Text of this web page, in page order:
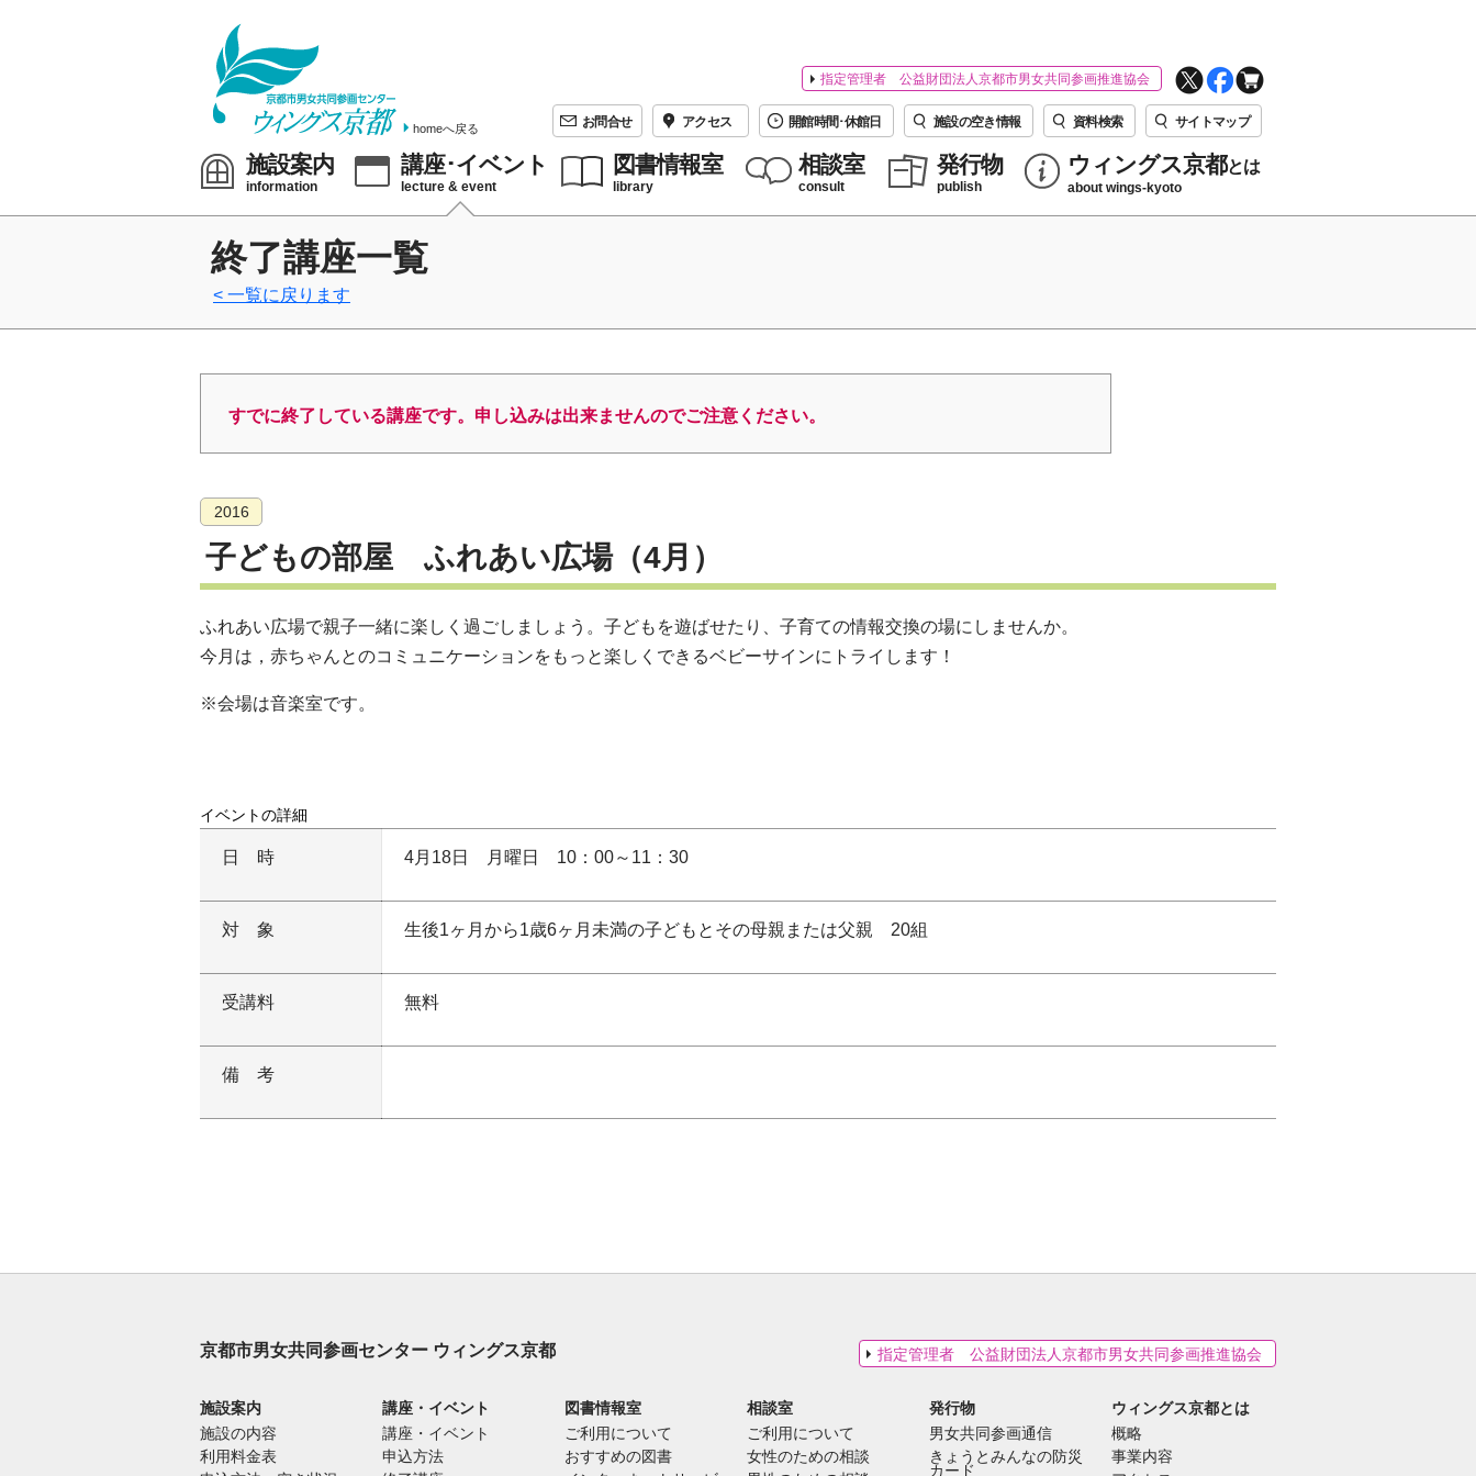
homeへ戻る
指定管理者 公益財団法人京都市男女共同参画推進協会
お問合せ アクセス 開館時間･休館日 施設の空き情報 資料検索 サイトマップ
施設案内
information
講座･イベント
lecture & event
図書情報室
library
相談室
consult
発行物
publish
ウィングス京都とは
about wings-kyoto
終了講座一覧
一覧に戻ります
すでに終了している講座です。申し込みは出来ませんのでご注意ください。
2016
子どもの部屋 ふれあい広場（4月）
ふれあい広場で親子一緒に楽しく過ごしましょう。子どもを遊ばせたり、子育ての情報交換の場にしませんか。
今月は，赤ちゃんとのコミュニケーションをもっと楽しくできるベビーサインにトライします！
※会場は音楽室です。
イベントの詳細
日時 4月18日 月曜日 10：00～11：30
対象 生後1ヶ月から1歳6ヶ月未満の子どもとその母親または父親 20組
受講料 無料
備考
京都市男女共同参画センター ウィングス京都 指定管理者 公益財団法人京都市男女共同参画推進協会
施設案内
施設の内容
利用料金表
講座・イベント
講座・イベント
申込方法
図書情報室
ご利用について
おすすめの図書
相談室
ご利用について
女性のための相談
発行物
男女共同参画通信
きょうとみんなの防災
カード
ウィングス京都とは
概略
事業内容